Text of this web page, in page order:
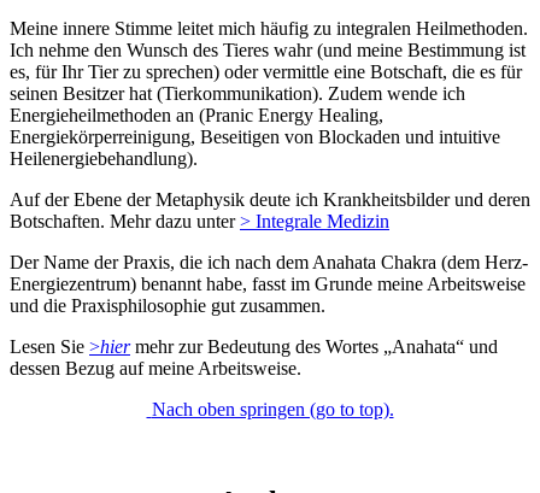
Meine innere Stimme leitet mich häufig zu integralen Heilmethoden.
Ich nehme den Wunsch des Tieres wahr (und meine Bestimmung ist
es, für Ihr Tier zu sprechen) oder vermittle eine Botschaft, die es für
seinen Besitzer hat (Tierkommunikation). Zudem wende ich
Energieheilmethoden an (Pranic Energy Healing,
Energiekörperreinigung, Beseitigen von Blockaden und intuitive
Heilenergiebehandlung).
Auf der Ebene der Metaphysik deute ich Krankheitsbilder und deren
Botschaften. Mehr dazu unter> Integrale Medizin
Der Name der Praxis, die ich nach dem Anahata Chakra (dem Herz-
Energiezentrum) benannt habe, fasst im Grunde meine Arbeitsweise
und die Praxisphilosophie gut zusammen.
Lesen Sie >hiermehr zur Bedeutung des Wortes „Anahata“ und
dessen Bezug auf meine Arbeitsweise.
Nach oben springen (go to top).